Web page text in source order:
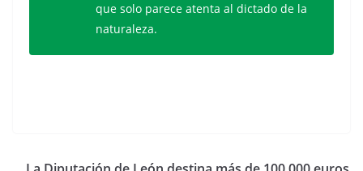
que solo parece atenta al dictado de la
naturaleza.